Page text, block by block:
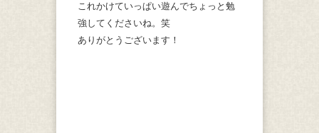
これかけていっぱい遊んでちょっと勉
強してくださいね。笑
ありがとうございます！